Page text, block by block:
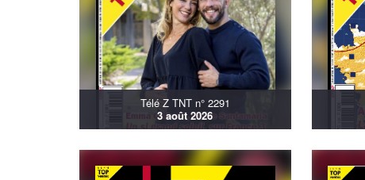
Télé Z TNT n° 2291
3 août 2026